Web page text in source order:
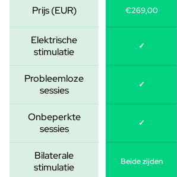
Prijs (EUR) €269,00
Elektrische
stimulatie
✓
Probleemloze
sessies
✓
Onbeperkte
sessies
✓
Bilaterale
stimulatie
Beide zijden